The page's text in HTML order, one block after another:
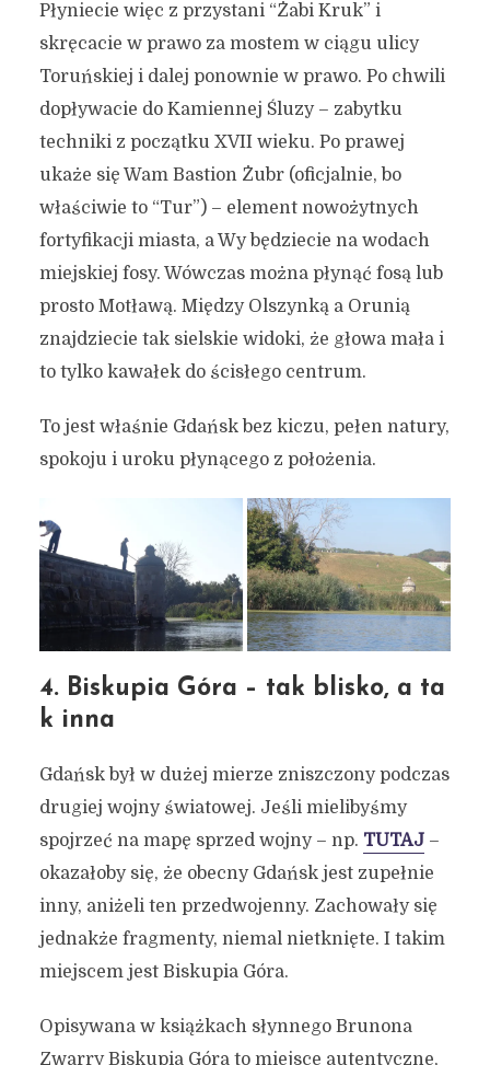
Płyniecie więc z przystani “Żabi Kruk” i
skręcacie w prawo za mostem w ciągu ulicy
Toruńskiej i dalej ponownie w prawo. Po chwili
dopływacie do Kamiennej Śluzy – zabytku
techniki z początku XVII wieku. Po prawej
ukaże się Wam Bastion Żubr (oficjalnie, bo
właściwie to “Tur”) – element nowożytnych
fortyfikacji miasta, a Wy będziecie na wodach
miejskiej fosy. Wówczas można płynąć fosą lub
prosto Motławą. Między Olszynką a Orunią
znajdziecie tak sielskie widoki, że głowa mała i
to tylko kawałek do ścisłego centrum.
To jest właśnie Gdańsk bez kiczu, pełen natury,
spokoju i uroku płynącego z położenia.
4. Biskupia Góra – tak blisko, a ta
k inna
Gdańsk był w dużej mierze zniszczony podczas
drugiej wojny światowej. Jeśli mielibyśmy
spojrzeć na mapę sprzed wojny – np. TUTAJ–
okazałoby się, że obecny Gdańsk jest zupełnie
inny, aniżeli ten przedwojenny. Zachowały się
jednakże fragmenty, niemal nietknięte. I takim
miejscem jest Biskupia Góra.
Opisywana w książkach słynnego Brunona
Zwarry Biskupia Góra to miejsce autentyczne,